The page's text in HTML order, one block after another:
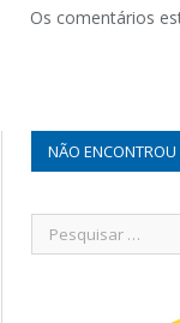
Os comentários
NÃO